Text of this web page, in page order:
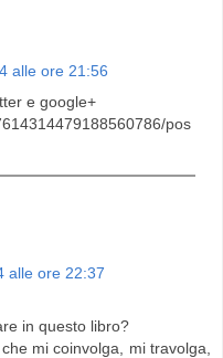
alle ore 21:56
e google+
pos
alle ore 22:37
in questo libro?
mi coinvolga, mi travolga,